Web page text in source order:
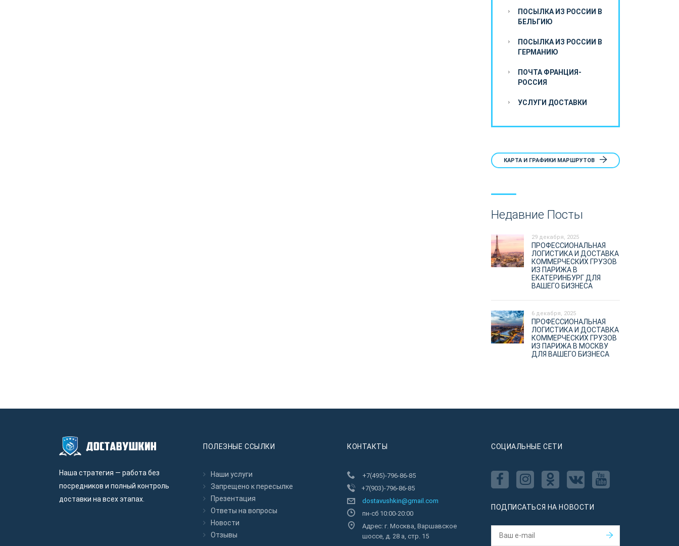
ПОСЫЛКА ИЗ РОССИИ В
БЕЛЬГИЮ
ПОСЫЛКА ИЗ РОССИИ В
ГЕРМАНИЮ
ПОЧТА ФРАНЦИЯ-
РОССИЯ
УСЛУГИ ДОСТАВКИ
КАРТА И ГРАФИКИ МАРШРУТОВ
Недавние Посты
29 декабря, 2025
ПРОФЕССИОНАЛЬНАЯ
ЛОГИСТИКА И ДОСТАВКА
КОММЕРЧЕСКИХ ГРУЗОВ
ИЗ ПАРИЖА В
ЕКАТЕРИНБУРГ ДЛЯ
ВАШЕГО БИЗНЕСА
6 декабря, 2025
ПРОФЕССИОНАЛЬНАЯ
ЛОГИСТИКА И ДОСТАВКА
КОММЕРЧЕСКИХ ГРУЗОВ
ИЗ ПАРИЖА В МОСКВУ
ДЛЯ ВАШЕГО БИЗНЕСА
Наша стратегия — работа без
посредников и полный контроль
доставки на всех этапах.
ПОЛЕЗНЫЕ ССЫЛКИ
Наши услуги
Запрещено к пересылкe
Презентация
Ответы на вопросы
Новости
Отзывы
КОНТАКТЫ
+7(495)-796-86-85
+7(903)-796-86-85
dostavushkin@gmail.com
пн-сб 10:00-20:00
Адрес: г. Москва, Варшавское
шоссе, д. 28 а, стр. 15
CОЦИАЛЬНЫЕ СЕТИ
ПОДПИСАТЬСЯ НА НОВОСТИ